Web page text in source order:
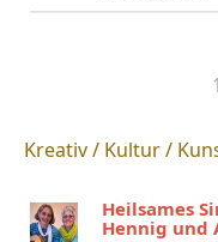
1
Kreativ / Kultur /
Heilsames
Hennig und